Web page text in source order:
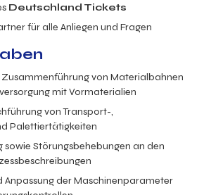
Deutschland Tickets
für alle Anliegen und Fragen
von Materialbahnen
mit Vormaterialien
von Transport-,
Palettiertätigkeiten
sowie Störungsbehebungen an den
Anpassung der Maschinenparameter